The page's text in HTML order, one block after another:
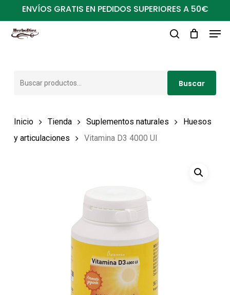
al
contenido
ENVÍOS GRATIS EN PEDIDOS SUPERIORES A 50€
Buscar
Inicio Tienda Suplementos naturales
Huesos
y articulaciones
Vitamina D3 4000 UI
Close